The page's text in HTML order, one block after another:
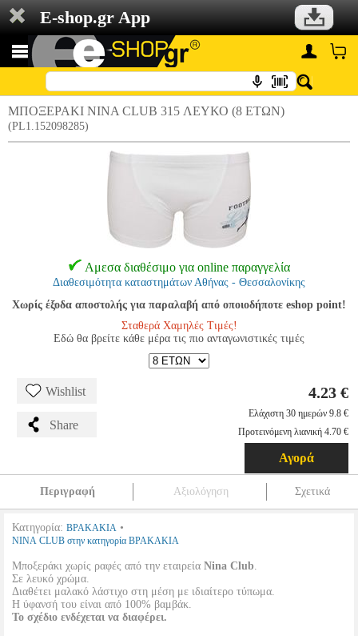
E-shop.gr App
ΜΠΟΞΕΡΑΚΙ ΝΙΝΑ CLUB 315 ΛΕΥΚΟ (8 ΕΤΩΝ)
(PL1.152098285)
Αμεσα διαθέσιμο για online παραγγελία
Διαθεσιμότητα καταστημάτων Αθήνας - Θεσσαλονίκης
Χωρίς έξοδα αποστολής για παραλαβή από οποιοδήποτε eshop point!
Σταθερά Χαμηλές Τιμές!
Εδώ θα βρείτε κάθε μέρα τις πιο ανταγωνιστικές τιμές
Wishlist
Share
4.23 €
Ελάχιστη 30 ημερών 9.8 €
Προτεινόμενη λιανική 4.70 €
Αγορά
Περιγραφή Αξιολόγηση Σχετικά
Κατηγορία: ΒΡΑΚΑΚΙΑ •
NINA CLUB στην κατηγορία ΒΡΑΚΑΚΙΑ
Μποξεράκι χωρίς ραφές από την εταιρεία Nina Club.
Σε λευκό χρώμα.
Διαθέτει μαλακό λάστιχο στη μέση με ιδιαίτερο τύπωμα.
Η ύφανσή του είναι από 100% βαμβάκ.
Το σχέδιο ενδέχεται να διαφέρει.